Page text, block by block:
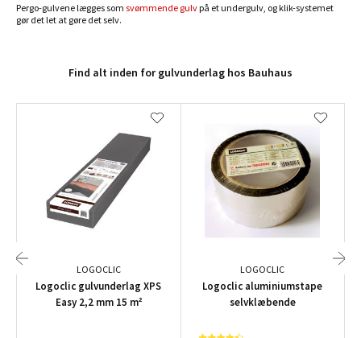
Pergo-gulvene lægges som svømmende gulv på et undergulv, og klik-systemet
gør det let at gøre det selv.
Find alt inden for gulvunderlag hos Bauhaus
LOGOCLIC
Logoclic gulvunderlag XPS
Easy 2,2 mm 15 m²
LOGOCLIC
Logoclic aluminiumstape
selvklæbende